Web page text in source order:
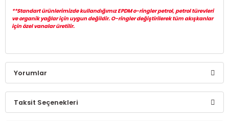
**Standart ürünlerimizde kullandığımız EPDM o-ringler petrol, petrol türevleri
ve organik yağlar için uygun değildir. O-ringler değiştirilerek tüm akışkanlar
için özel vanalar üretilir.
Yorumlar
Bu ürüne ilk yorumu siz yapın!
Taksit Seçenekleri